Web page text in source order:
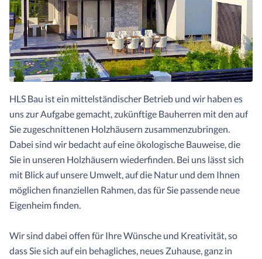
HLS Bau ist ein mittelständischer Betrieb und wir haben es
uns zur Aufgabe gemacht, zukünftige Bauherren mit den auf
Sie zugeschnittenen Holzhäusern zusammenzubringen.
Dabei sind wir bedacht auf eine ökologische Bauweise, die
Sie in unseren Holzhäusern wiederfinden. Bei uns lässt sich
mit Blick auf unsere Umwelt, auf die Natur und dem Ihnen
möglichen finanziellen Rahmen, das für Sie passende neue
Eigenheim finden.
Wir sind dabei offen für Ihre Wünsche und Kreativität, so
dass Sie sich auf ein behagliches, neues Zuhause, ganz in